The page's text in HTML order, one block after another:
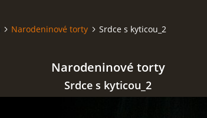
Narodeninové torty Srdce s kyticou_2
Narodeninové torty
Srdce s kyticou_2